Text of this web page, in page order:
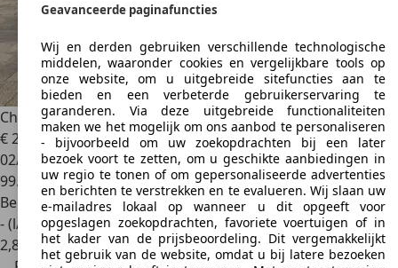
Chevrolet Corvette
stingray
€ 27.950 € 29.950,-
02/1976
99.786 km
Benzine
- (l/100 km)
2,8
Geavanceerde paginafuncties
Wij en derden gebruiken verschillende technologische
middelen, waaronder cookies en vergelijkbare tools op
onze website, om u uitgebreide sitefuncties aan te
bieden en een verbeterde gebruikerservaring te
garanderen. Via deze uitgebreide functionaliteiten
maken we het mogelijk om ons aanbod te personaliseren
- bijvoorbeeld om uw zoekopdrachten bij een later
bezoek voort te zetten, om u geschikte aanbiedingen in
uw regio te tonen of om gepersonaliseerde advertenties
en berichten te verstrekken en te evalueren. Wij slaan uw
e-mailadres lokaal op wanneer u dit opgeeft voor
opgeslagen zoekopdrachten, favoriete voertuigen of in
het kader van de prijsbeoordeling. Dit vergemakkelijkt
het gebruik van de website, omdat u bij latere bezoeken